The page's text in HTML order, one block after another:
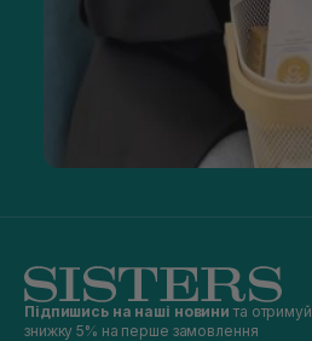
Підпишись на наші новини та отримуй
знижку 5% на перше замовлення